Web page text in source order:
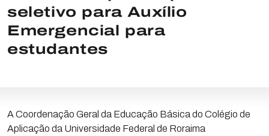
seletivo para Auxílio
Emergencial para
estudantes
A Coordenação Geral da Educação Básica do Colégio de
Aplicação da Universidade Federal de Roraima